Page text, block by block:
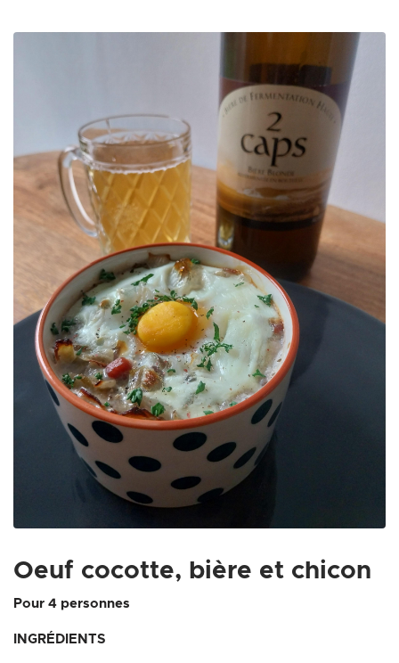
Oeuf cocotte, bière et chicon
Pour 4 personnes
INGRÉDIENTS